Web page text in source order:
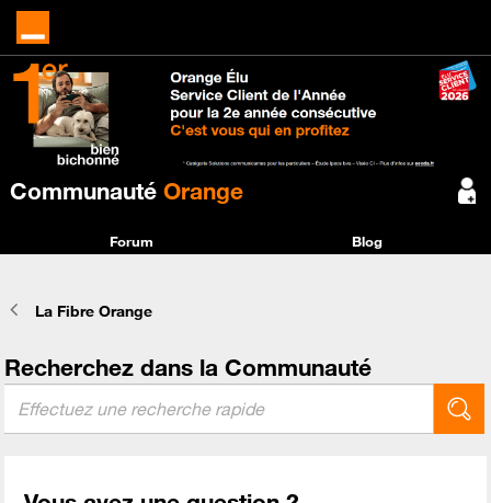
Communauté Orange
Forum Blog
La Fibre Orange
Recherchez dans la Communauté